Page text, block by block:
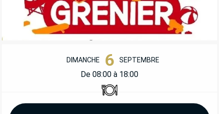
OUVERTURE ET COORDONNÉES
DIMANCHE 6 SEPTEMBRE
De 08:00 à 18:00
Restaurant